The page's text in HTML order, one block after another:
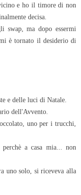
e ho il timore di non
decisa.
swap, ma dopo essermi
mi è tornato il desiderio di
e delle luci di Natale.
dell'Avvento.
uno per i trucchi,
a casa mia... non
uno solo, si riceveva alla